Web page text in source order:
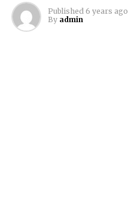
Published 6 years ago
By admin